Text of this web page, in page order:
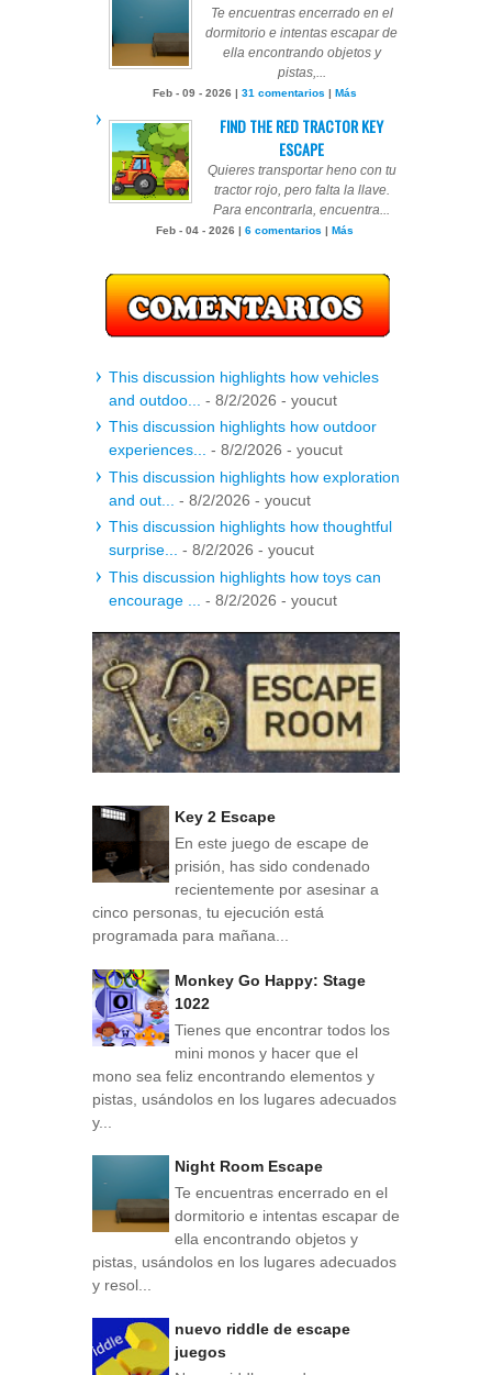
Te encuentras encerrado en el
dormitorio e intentas escapar de
ella encontrando objetos y
pistas,...
Feb - 09 - 2026 | 31 comentarios | Más
FIND THE RED TRACTOR KEY
ESCAPE
Quieres transportar heno con tu
tractor rojo, pero falta la llave.
Para encontrarla, encuentra...
Feb - 04 - 2026 | 6 comentarios | Más
This discussion highlights how vehicles
and outdoo...
- 8/2/2026 - youcut
This discussion highlights how outdoor
experiences...
- 8/2/2026 - youcut
This discussion highlights how exploration
and out...
- 8/2/2026 - youcut
This discussion highlights how thoughtful
surprise...
- 8/2/2026 - youcut
This discussion highlights how toys can
encourage ...
- 8/2/2026 - youcut
Key 2 Escape
En este juego de escape de
prisión, has sido condenado
recientemente por asesinar a
cinco personas, tu ejecución está
programada para mañana...
Monkey Go Happy: Stage
1022
Tienes que encontrar todos los
mini monos y hacer que el
mono sea feliz encontrando elementos y
pistas, usándolos en los lugares adecuados
y...
Night Room Escape
Te encuentras encerrado en el
dormitorio e intentas escapar de
ella encontrando objetos y
pistas, usándolos en los lugares adecuados
y resol...
nuevo riddle de escape
juegos